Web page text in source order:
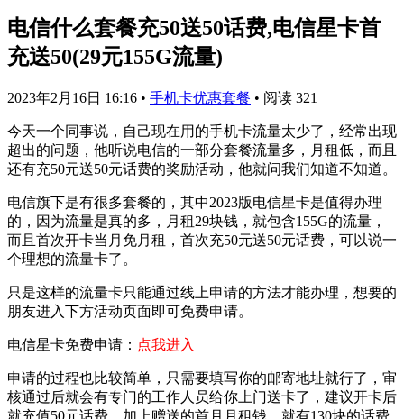
电信什么套餐充50送50话费,电信星卡首
充送50(29元155G流量)
2023年2月16日 16:16 • 手机卡优惠套餐 • 阅读 321
今天一个同事说，自己现在用的手机卡流量太少了，经常出现
超出的问题，他听说电信的一部分套餐流量多，月租低，而且
还有充50元送50元话费的奖励活动，他就问我们知道不知道。
电信旗下是有很多套餐的，其中2023版电信星卡是值得办理
的，因为流量是真的多，月租29块钱，就包含155G的流量，
而且首次开卡当月免月租，首次充50元送50元话费，可以说一
个理想的流量卡了。
只是这样的流量卡只能通过线上申请的方法才能办理，想要的
朋友进入下方活动页面即可免费申请。
电信星卡免费申请： 点我进入
申请的过程也比较简单，只需要填写你的邮寄地址就行了，审
核通过后就会有专门的工作人员给你上门送卡了，建议开卡后
就充值50元话费，加上赠送的首月月租钱，就有130块的话费